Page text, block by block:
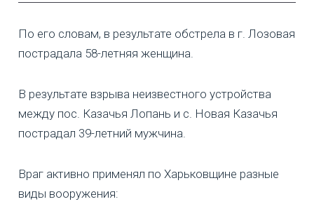
По его словам, в результате обстрела в г. Лозовая
пострадала 58-летняя женщина.
В результате взрыва неизвестного устройства
между пос. Казачья Лопань и с. Новая Казачья
пострадал 39-летний мужчина.
Враг активно применял по Харьковщине разные
виды вооружения: